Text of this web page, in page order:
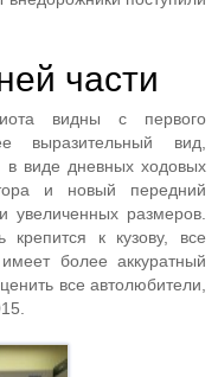
части
видны с первого
выразительный вид,
виде дневных ходовых
и новый передний
размеров.
к кузову, все
более аккуратный
все автолюбители,